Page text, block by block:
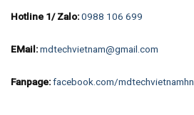
Hotline 1/ Zalo:0988 106 699
EMail:mdtechvietnam@gmail.com
Fanpage:facebook.com/mdtechvietnamhn